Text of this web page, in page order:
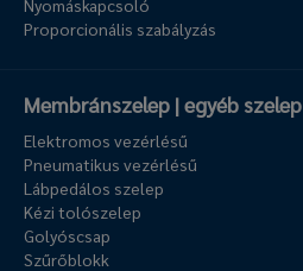
Nyomáskapcsoló
Proporcionális szabályzás
Membránszelep | egyéb szelep
Elektromos vezérlésű
Pneumatikus vezérlésű
Lábpedálos szelep
Kézi tolószelep
Golyóscsap
Szűrőblokk